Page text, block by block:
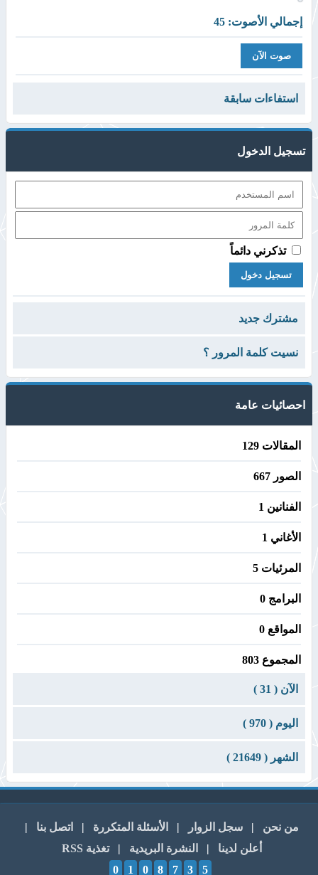
إجمالي الأصوت: 45
استفاءات سابقة
تسجيل الدخول
تذكرني دائماً
مشترك جديد
نسيت كلمة المرور ؟
احصائيات عامة
المقالات 129
الصور 667
الفنانين 1
الأغاني 1
المرئيات 5
البرامج 0
المواقع 0
المجموع 803
الآن ( 31 )
اليوم ( 970 )
الشهر ( 21649 )
من نحن | سجل الزوار | الأسئلة المتكررة | اتصل بنا |
أعلن لدينا | النشرة البريدية |تغذية RSS
0
1 0 8 7 3 5